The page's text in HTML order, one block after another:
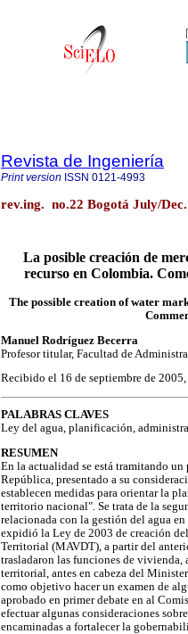
Revista de Ingeniería
Print version ISSN 0121-4993
rev.ing. no.22 Bogotá July/Dec.
La posible creación de
recurso en Colombia.
The possible creation of water
Manuel Rodríguez Becerra
Profesor titular, Facultad de
Recibido el 16 de septiembre de
PALABRAS CLAVES
Ley del agua, planificación,
RESUMEN
En la actualidad se está tramitando
República, presentado a su
establecen medidas para orientar la
territorio nacional". Se trata de la
relacionada con la gestión del agua
expidió la Ley de 2003 de creación
Territorial (MAVDT), a partir del
trasladaron las funciones de vivienda,
territorial, antes en cabeza del
como objetivo hacer un examen de
aprobado en primer debate en al
efectuar algunas consideraciones
encaminadas a fortalecer la